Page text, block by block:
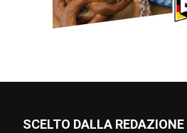
SCELTO DALLA REDAZIONE